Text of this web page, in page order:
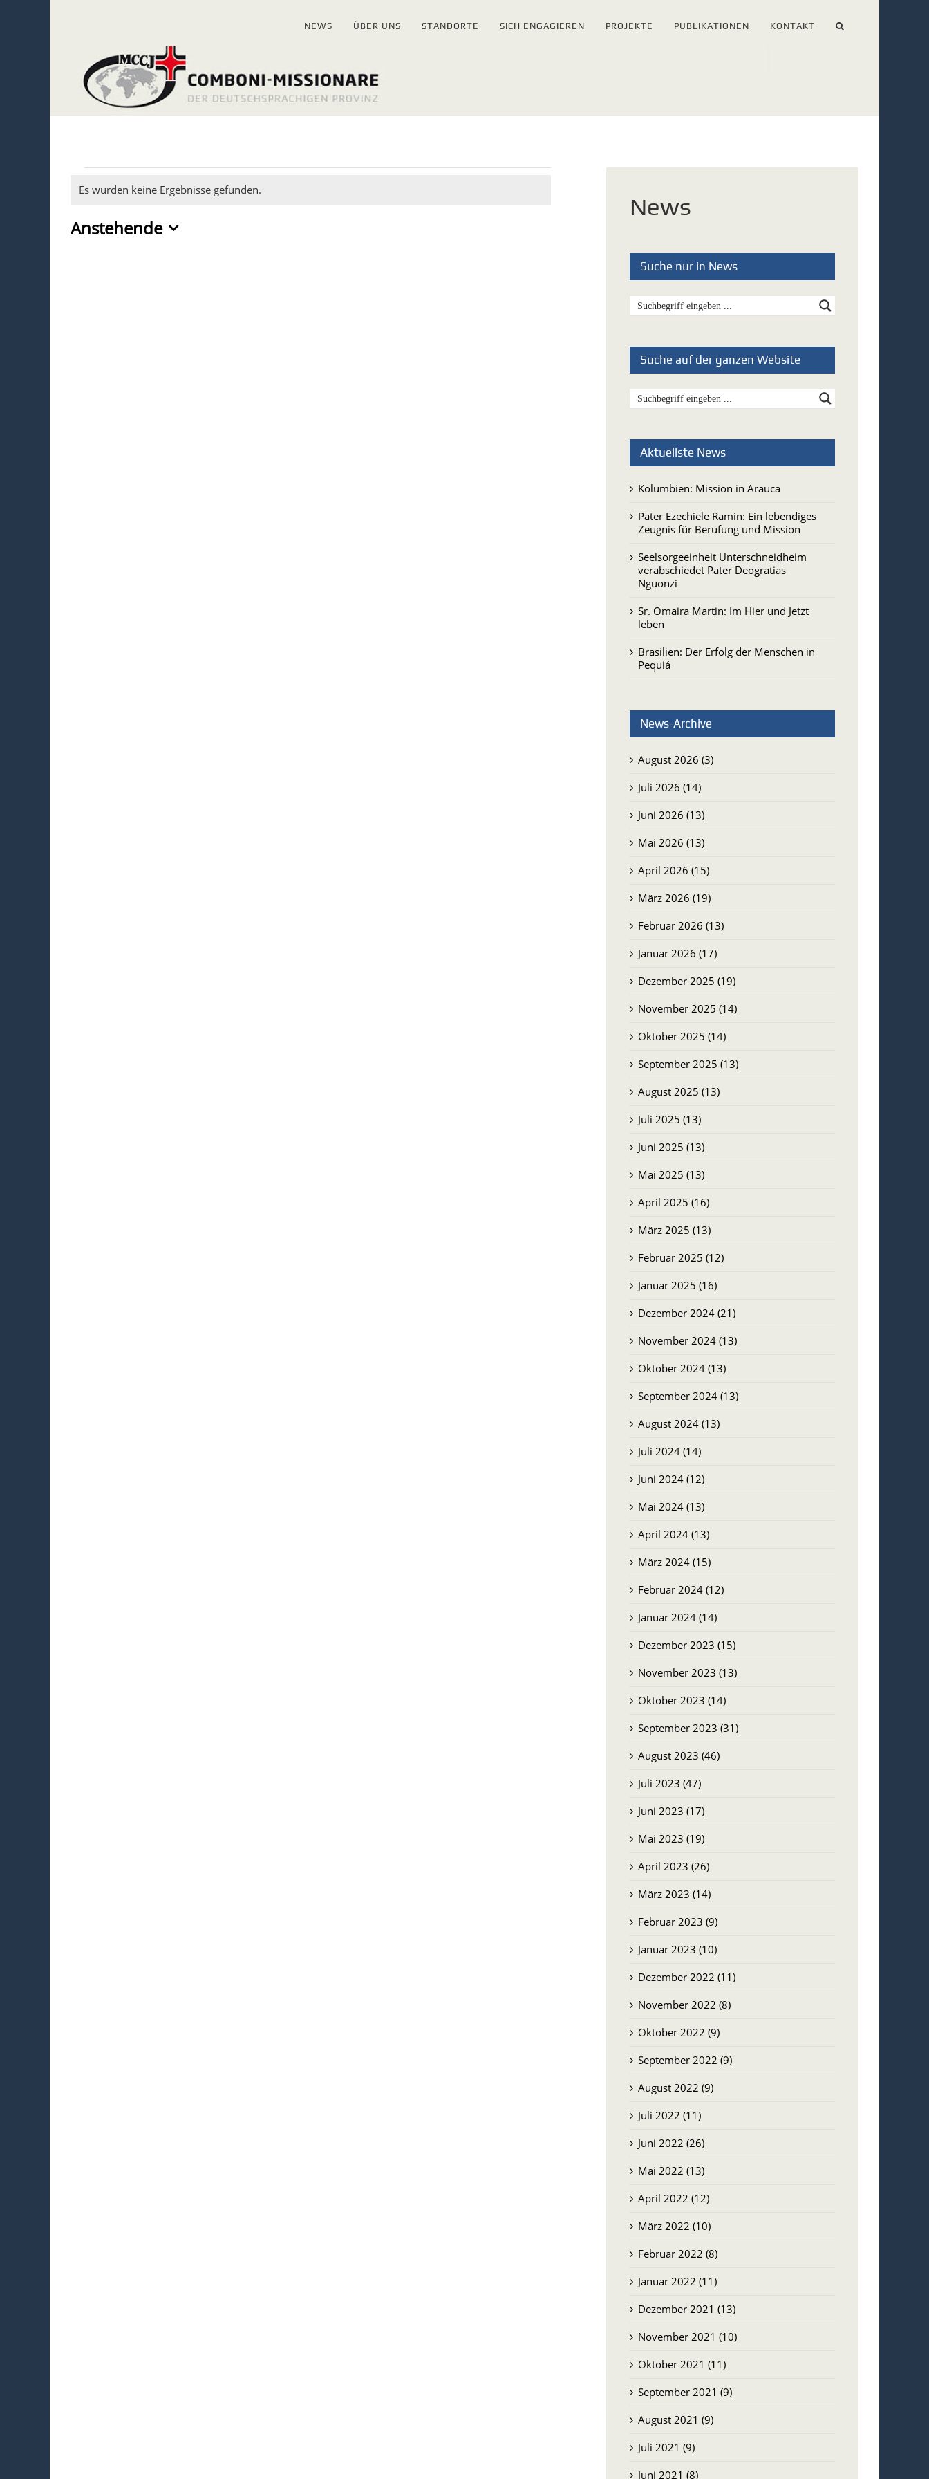
NEWS ÜBER UNS STANDORTE SICH ENGAGIEREN PROJEKTE PUBLIKATIONEN KONTAKT
Veranstaltungen
Hinweis
Es wurden keine Ergebnisse gefunden.
Anstehende
News
Suche nur in News
Suche auf der ganzen Website
Aktuellste News
Kolumbien: Mission in Arauca
Pater Ezechiele Ramin: Ein lebendiges
Zeugnis für Berufung und Mission
Seelsorgeeinheit Unterschneidheim
verabschiedet Pater Deogratias
Nguonzi
Sr. Omaira Martin: Im Hier und Jetzt
leben
Brasilien: Der Erfolg der Menschen in
Pequiá
News-Archive
August 2026 (3)
Juli 2026 (14)
Juni 2026 (13)
Mai 2026 (13)
April 2026 (15)
März 2026 (19)
Februar 2026 (13)
Januar 2026 (17)
Dezember 2025 (19)
November 2025 (14)
Oktober 2025 (14)
September 2025 (13)
August 2025 (13)
Juli 2025 (13)
Juni 2025 (13)
Mai 2025 (13)
April 2025 (16)
März 2025 (13)
Februar 2025 (12)
Januar 2025 (16)
Dezember 2024 (21)
November 2024 (13)
Oktober 2024 (13)
September 2024 (13)
August 2024 (13)
Juli 2024 (14)
Juni 2024 (12)
Mai 2024 (13)
April 2024 (13)
März 2024 (15)
Februar 2024 (12)
Januar 2024 (14)
Dezember 2023 (15)
November 2023 (13)
Oktober 2023 (14)
September 2023 (31)
August 2023 (46)
Juli 2023 (47)
Juni 2023 (17)
Mai 2023 (19)
April 2023 (26)
März 2023 (14)
Februar 2023 (9)
Januar 2023 (10)
Dezember 2022 (11)
November 2022 (8)
Oktober 2022 (9)
September 2022 (9)
August 2022 (9)
Juli 2022 (11)
Juni 2022 (26)
Mai 2022 (13)
April 2022 (12)
März 2022 (10)
Februar 2022 (8)
Januar 2022 (11)
Dezember 2021 (13)
November 2021 (10)
Oktober 2021 (11)
September 2021 (9)
August 2021 (9)
Juli 2021 (9)
Juni 2021 (8)